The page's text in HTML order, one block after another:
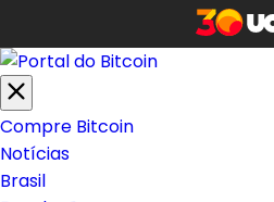
Compre Bitcoin
Notícias
Brasil